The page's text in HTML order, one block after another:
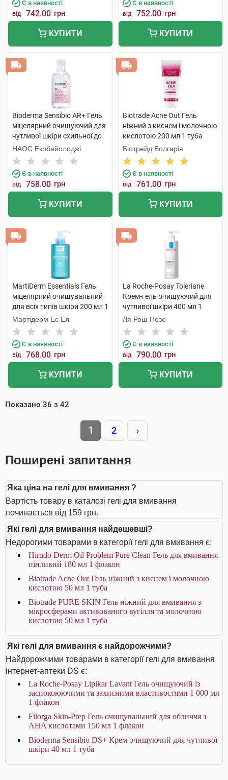
Є в наявності
від 742.00 грн
КУПИТИ
Є в наявності
від 752.00 грн
КУПИТИ
Bioderma Sensibio АR+ Гель
міцелярний очищуючий для
чутливої шкіри схильної до
почервонінь 250 мл 1
флакон
НАОС Екобайолоджі
Є в наявності
від 758.00 грн
КУПИТИ
Biotrade Acne Out Гель
ніжний з киснем і молочною
кислотою 200 мл 1 туба
Біотрейд Болгарія
Є в наявності
від 761.00 грн
КУПИТИ
MartiDerm Essentials Гель
міцелярний очищувальний
для всіх типів шкіри 200 мл 1
флакон
Мартідерм Ес Ел
Є в наявності
від 768.00 грн
КУПИТИ
La Roche-Posay Toleriane
Крем-гель очищуючий для
чутливої шкіри 400 мл 1
флакон
Ля Рош-Позе
Є в наявності
від 790.00 грн
КУПИТИ
Показано 36 з 42
1 2 ›
Поширені запитання
Яка ціна на гелі для вмивання ?
Вартість товару в каталозі гелі для вмивання
починається від 159 грн.
Які гелі для вмивання найдешевші?
Недорогими товарами в категорії гелі для вмивання є:
Hirudo Derm Oil Problem Pure Clean Гель для вмивання
пінливий 180 мл 1 флакон
Biotrade Acne Out Гель ніжний з киснем і молочною
кислотою 50 мл 1 туба
Biotrade PURE SKIN Гель ніжний для вмивання з
мікросферами активованого вугілля та молочною
кислотою 50 мл 1 туба
Які гелі для вмивання є найдорожчими?
Найдорожчими товарами в категорії гелі для вмивання
інтернет-аптеки DS є:
La Roche-Posay Lipikar Lavant Гель очищуючий із
заспокоюючими та захисними властивостями 1 000 мл
1 флакон
Filorga Skin-Prep Гель очищувальний для обличчя з
AHA кислотами 150 мл 1 флакон
Bioderma Sensibio DS+ Крем очищуючий для чутливої
шкіри 40 мл 1 туба